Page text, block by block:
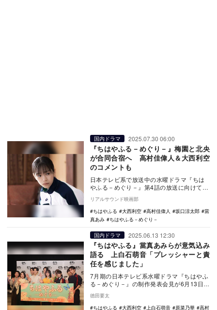
国内ドラマ 2025.07.30 06:00
『ちはやふる－めぐり－』梅園と北央
が合同合宿へ 高村佳偉人＆大西利空
のコメントも
日本テレビ系で放送中の水曜ドラマ『ちは
やふる－めぐり－』第4話の放送に向けて、
奥山春馬役の高村佳偉人と奥山翔役の大西
利空よりコメ…
リアルサウンド映画部
ちはやふる
大西利空 高村佳偉人 坂口涼太郎
當
真あみ
ちはやふる－めぐり－
国内ドラマ 2025.06.13 12:30
『ちはやふる』當真あみらが意気込み
語る 上白石萌音「プレッシャーと責
任を感じました」
7月期の日本テレビ系水曜ドラマ『ちはやふ
る－めぐり－』の制作発表会見が6月13日に
め、上白石…
徳田要太
ちはやふる
大西利空 上白石萌音 原菜乃華 高村